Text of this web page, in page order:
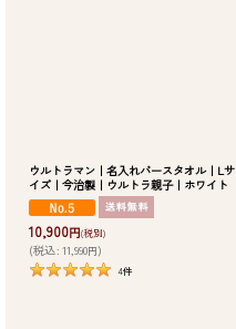
ウルトラマン｜名入れバースタオル｜Lサ
イズ｜今治製｜ウルトラ親子｜ホワイト
10,900円(税別)
(税込: 11,990円)
4件